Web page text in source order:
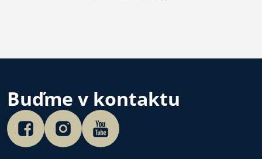
Buďme v kontaktu